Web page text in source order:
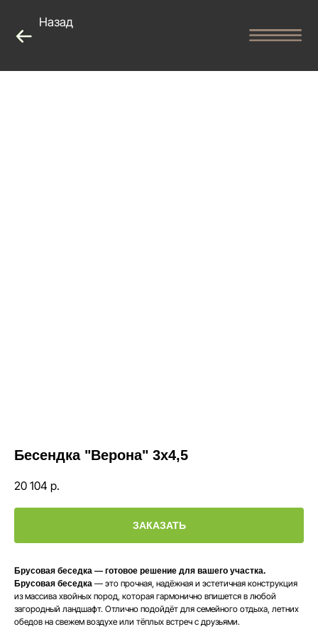
Назад
Бесендка "Верона" 3х4,5
20 104 р.
ЗАКАЗАТЬ
Брусовая беседка — готовое решение для вашего участка.
Брусовая беседка — это прочная, надёжная и эстетичная конструкция
из массива хвойных пород, которая гармонично впишется в любой
загородный ландшафт. Отлично подойдёт для семейного отдыха, летних
обедов на свежем воздухе или тёплых встреч с друзьями.